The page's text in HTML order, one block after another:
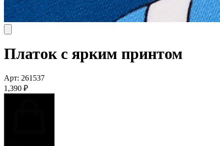
Платок с ярким принтом
Арт: 261537
1,390 ₽